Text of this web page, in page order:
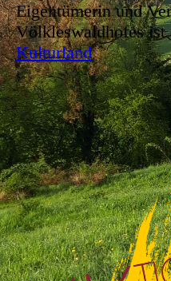
Eigentümerin und
Völkleswaldhofes
Kulturland